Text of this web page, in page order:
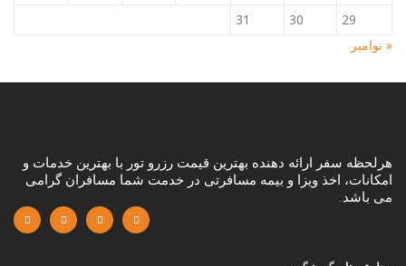
29
30
31
« نوامبر
هرلحظه سفر ارائه دهنده بهترین قیمت رزرو تور با بهترین خدمات و
امکانات، اخذ ویزا و بیمه مسافرتی در خدمت شما مسافران گرامی
می باشد.